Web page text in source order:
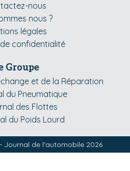
nous
nous ?
légales
confidentialité
Groupe
et de la Réparation
du Pneumatique
des Flottes
du Poids Lourd
Journal de l'automobile 2026